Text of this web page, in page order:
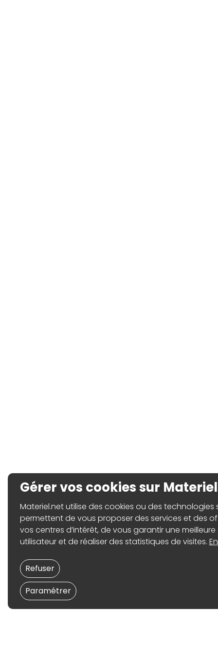
Gérer vos cookies sur
Materiel.net utilise des cookies ou des technologies
permettent de vous proposer des services et des
vos centres d’intérêt, de vous garantir une
utilisateur et de réaliser des statistiques de visites.
Paramétrer
Refuser